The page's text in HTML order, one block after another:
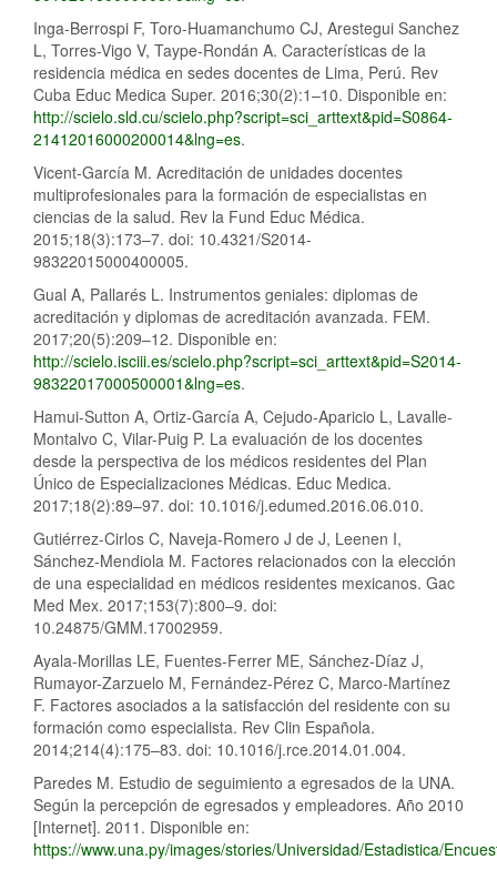
Inga-Berrospi F, Toro-Huamanchumo CJ, Arestegui Sanchez
L, Torres-Vigo V, Taype-Rondán A. Características de la
residencia médica en sedes docentes de Lima, Perú. Rev
Cuba Educ Medica Super. 2016;30(2):1–10. Disponible en:
http://scielo.sld.cu/scielo.php?script=sci_arttext&pid=S0864-
21412016000200014&lng=es.
Vicent-García M. Acreditación de unidades docentes
multiprofesionales para la formación de especialistas en
ciencias de la salud. Rev la Fund Educ Médica.
2015;18(3):173–7. doi: 10.4321/S2014-
98322015000400005.
Gual A, Pallarés L. Instrumentos geniales: diplomas de
acreditación y diplomas de acreditación avanzada. FEM.
2017;20(5):209–12. Disponible en:
http://scielo.isciii.es/scielo.php?script=sci_arttext&pid=S2014-
98322017000500001&lng=es.
Hamui-Sutton A, Ortiz-García A, Cejudo-Aparicio L, Lavalle-
Montalvo C, Vilar-Puig P. La evaluación de los docentes
desde la perspectiva de los médicos residentes del Plan
Único de Especializaciones Médicas. Educ Medica.
2017;18(2):89–97. doi: 10.1016/j.edumed.2016.06.010.
Gutiérrez-Cirlos C, Naveja-Romero J de J, Leenen I,
Sánchez-Mendiola M. Factores relacionados con la elección
de una especialidad en médicos residentes mexicanos. Gac
Med Mex. 2017;153(7):800–9. doi:
10.24875/GMM.17002959.
Ayala-Morillas LE, Fuentes-Ferrer ME, Sánchez-Díaz J,
Rumayor-Zarzuelo M, Fernández-Pérez C, Marco-Martínez
F. Factores asociados a la satisfacción del residente con su
formación como especialista. Rev Clin Española.
2014;214(4):175–83. doi: 10.1016/j.rce.2014.01.004.
Paredes M. Estudio de seguimiento a egresados de la UNA.
Según la percepción de egresados y empleadores. Año 2010
[Internet]. 2011. Disponible en:
https://www.una.py/images/stories/Universidad/Estadistica/